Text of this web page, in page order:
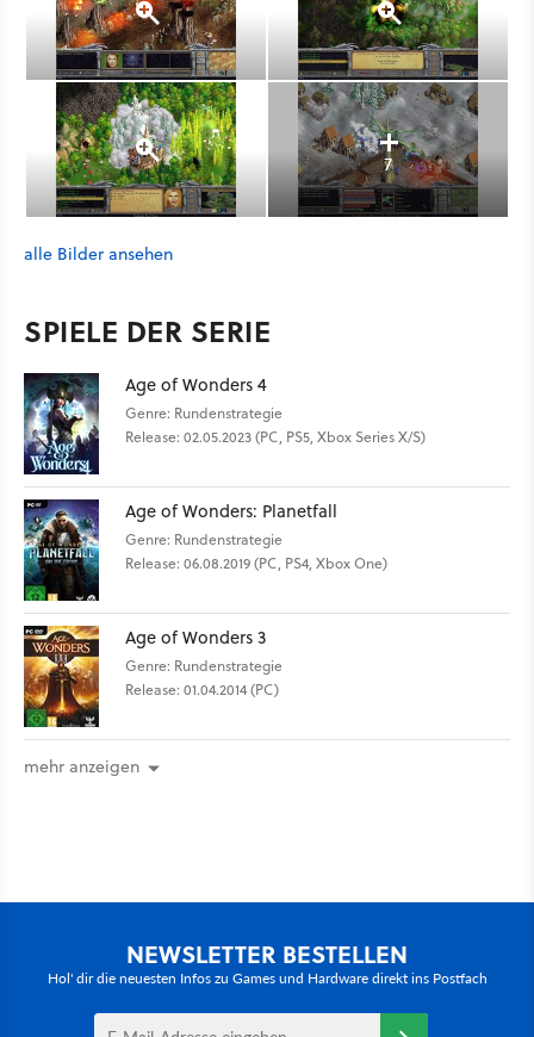
7
alle Bilder ansehen
SPIELE DER SERIE
Age of Wonders 4
Genre: Rundenstrategie
Release: 02.05.2023 (PC, PS5, Xbox Series X/S)
Age of Wonders: Planetfall
Genre: Rundenstrategie
Release: 06.08.2019 (PC, PS4, Xbox One)
Age of Wonders 3
Genre: Rundenstrategie
Release: 01.04.2014 (PC)
mehr anzeigen
NEWSLETTER BESTELLEN
Hol' dir die neuesten Infos zu Games und Hardware direkt ins Postfach